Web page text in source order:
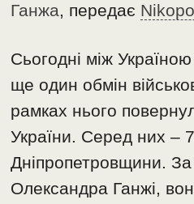
Ганжа, передає
Сьогодні між
ще один обмін
рамках нього
України. Серед них –
Дніпропетровщини.
Олександра Ганжі,